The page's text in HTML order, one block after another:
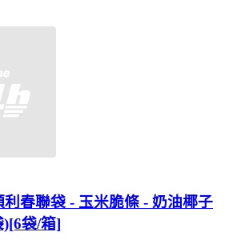
利春聯袋 - 玉米脆條 - 奶油椰子
袋/箱]